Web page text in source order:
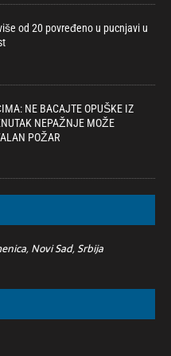
od 20 povređeno u pucnjavi u
NE BACAJTE OPUŠKE IZ
NEPAŽNJE MOŽE
POŽAR
Novi Sad, Srbija